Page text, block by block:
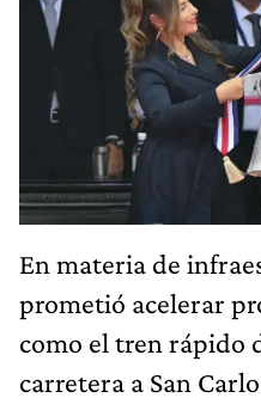
En materia de
prometió acelerar
como el tren rápido
carretera a San